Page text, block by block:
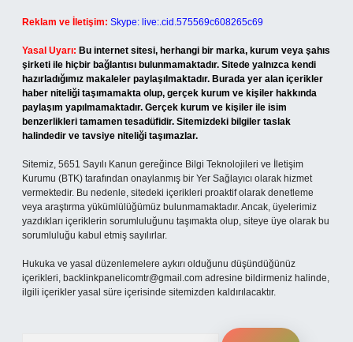
Reklam ve İletişim: Skype: live:.cid.575569c608265c69
Yasal Uyarı: Bu internet sitesi, herhangi bir marka, kurum veya şahıs
şirketi ile hiçbir bağlantısı bulunmamaktadır. Sitede yalnızca kendi
hazırladığımız makaleler paylaşılmaktadır. Burada yer alan içerikler
haber niteliği taşımamakta olup, gerçek kurum ve kişiler hakkında
paylaşım yapılmamaktadır. Gerçek kurum ve kişiler ile isim
benzerlikleri tamamen tesadüfidir. Sitemizdeki bilgiler taslak
halindedir ve tavsiye niteliği taşımazlar.
Sitemiz, 5651 Sayılı Kanun gereğince Bilgi Teknolojileri ve İletişim
Kurumu (BTK) tarafından onaylanmış bir Yer Sağlayıcı olarak hizmet
vermektedir. Bu nedenle, sitedeki içerikleri proaktif olarak denetleme
veya araştırma yükümlülüğümüz bulunmamaktadır. Ancak, üyelerimiz
yazdıkları içeriklerin sorumluluğunu taşımakta olup, siteye üye olarak bu
sorumluluğu kabul etmiş sayılırlar.
Hukuka ve yasal düzenlemelere aykırı olduğunu düşündüğünüz
içerikleri, backlinkpanelicomtr@gmail.com adresine bildirmeniz halinde,
ilgili içerikler yasal süre içerisinde sitemizden kaldırılacaktır.